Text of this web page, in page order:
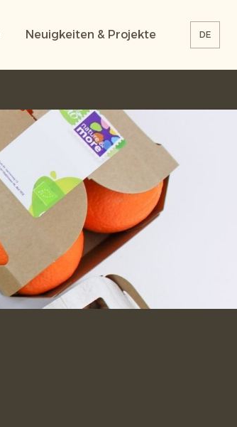
DE
Neuigkeiten & Projekte